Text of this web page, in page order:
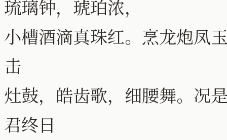
琉璃钟，琥珀浓，
小槽酒滴真珠红。烹龙炮凤
击
灶鼓，皓齿歌，细腰舞。况
君终日